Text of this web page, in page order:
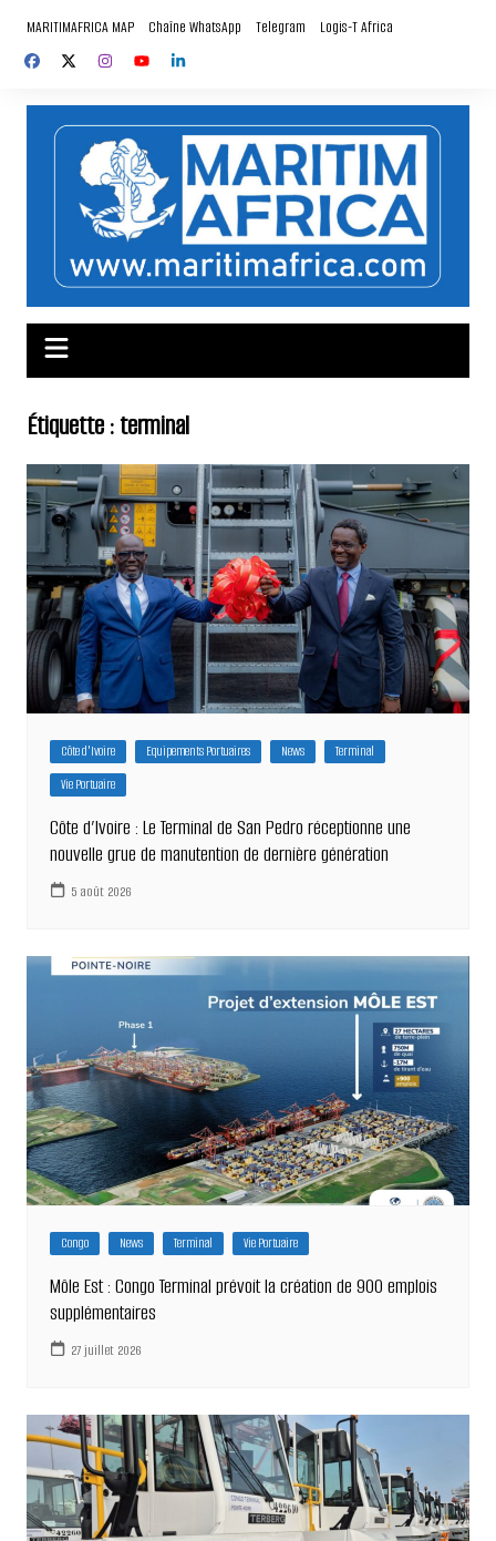
contenu
MARITIMAFRICA MAP Chaîne WhatsApp Telegram Logis-T Africa
Étiquette :terminal
Côte d'Ivoire Equipements Portuaires News
Terminal
Vie Portuaire
Côte d’Ivoire : Le Terminal de San Pedro réceptionne une
nouvelle grue de manutention de dernière génération
5 août 2026
Congo News Terminal Vie Portuaire
Môle Est : Congo Terminal prévoit la création de 900 emplois
supplémentaires
27 juillet 2026